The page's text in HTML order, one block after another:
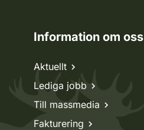
Information om oss
Aktuellt
Lediga jobb
Till massmedia
Fakturering